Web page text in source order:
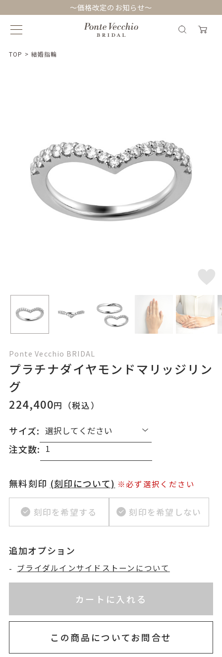
～価格改定のお知らせ～
TOP > 結婚指輪
Ponte Vecchio BRIDAL
プラチナダイヤモンドマリッジリン
グ
224,400円（税込）
サイズ:
注文数:
無料刻印 (刻印について) ※必ず選択ください
刻印を希望する 刻印を希望しない
追加オプション
- ブライダルインサイドストーンについて
お届け目安：約2ヶ月以内カートに入れる
この商品についてお問合せ